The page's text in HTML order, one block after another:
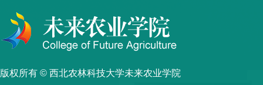
版权所有 © 西北农林科技大学未来农业学院